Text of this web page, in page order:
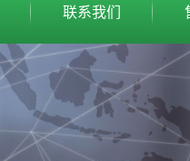
联系我们